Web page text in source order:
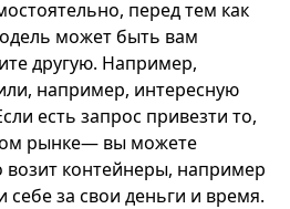
перед тем как
может быть вам
другую. Например,
например, интересную
есть запрос привезти то,
рынке— вы можете
возит контейнеры, например
за свои деньги и время.